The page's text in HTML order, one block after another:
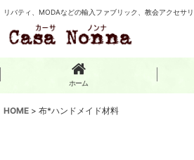
リバティ、MODAなどの輸入ファブリック、教会アクセサ
ホーム
HOME > 布*ハンドメイド材料